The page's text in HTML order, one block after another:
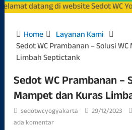
datang di website Sedot WC
Home
Layanan Kami
Sedot WC Prambanan – Solusi
Limbah Septictank
Sedot WC Prambanan –
Mampet dan Kuras
sedotwcyogyakarta 29/12/2023
ada komentar